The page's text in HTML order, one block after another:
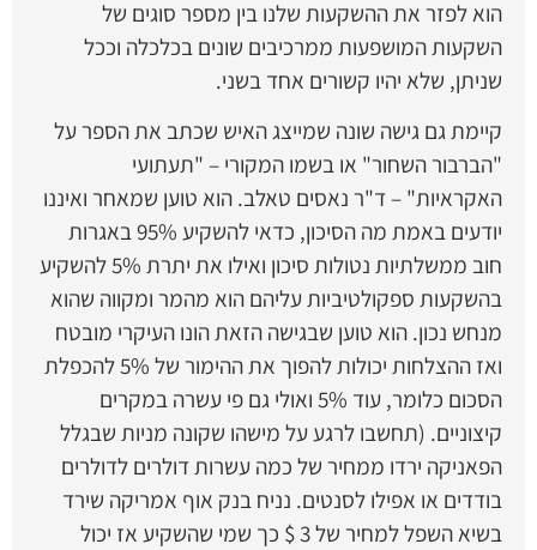
הוא לפזר את ההשקעות שלנו בין מספר סוגים של
השקעות המושפעות ממרכיבים שונים בכלכלה וככל
שניתן, שלא יהיו קשורים אחד בשני.
קיימת גם גישה שונה שמייצג האיש שכתב את הספר על
"הברבור השחור" או בשמו המקורי – "תעתועי
האקראיות" – ד"ר נאסים טאלב. הוא טוען שמאחר ואיננו
יודעים באמת מה הסיכון, כדאי להשקיע 95% באגרות
חוב ממשלתיות נטולות סיכון ואילו את יתרת 5% להשקיע
בהשקעות ספקולטיביות עליהם הוא מהמר ומקווה שהוא
מנחש נכון. הוא טוען שבגישה הזאת הונו העיקרי מובטח
ואז ההצלחות יכולות להפוך את ההימור של 5% להכפלת
הסכום כלומר, עוד 5% ואולי גם פי עשרה במקרים
קיצוניים. (תחשבו לרגע על מישהו שקונה מניות שבגלל
הפאניקה ירדו ממחיר של כמה עשרות דולרים לדולרים
בודדים או אפילו לסנטים. נניח בנק אוף אמריקה שירד
בשיא השפל למחיר של 3 $ כך שמי שהשקיע אז יכול